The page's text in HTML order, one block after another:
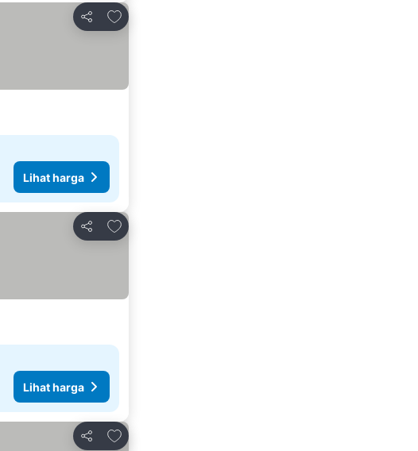
Bagikan
Tambahkan ke favorit
Lihat harga
Bagikan
Tambahkan ke favorit
Lihat harga
Bagikan
Tambahkan ke favorit